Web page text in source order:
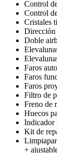
Control
Control
Cristales
Dirección
Doble
Faros
Faros
Faros
Filtro de
Freno de
Huecos
Indicador
Kit de
+